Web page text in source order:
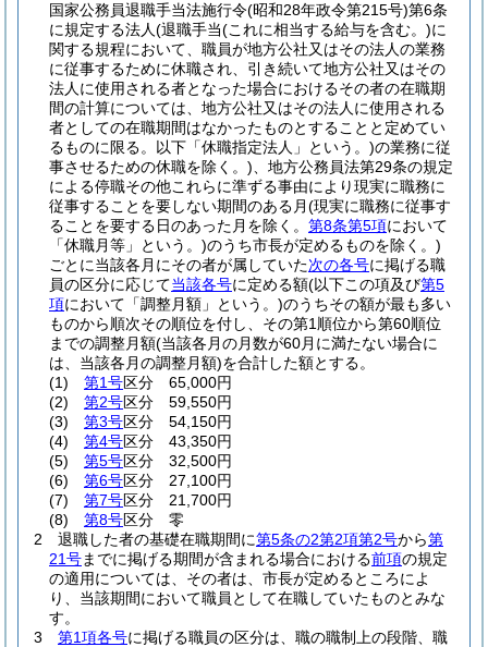
国家公務員退職手当法施行令(昭和28年政令第215号)第6条
に規定する法人(退職手当(これに相当する給与を含む。)に
関する規程において、職員が地方公社又はその法人の業務
に従事するために休職され、引き続いて地方公社又はその
法人に使用される者となった場合におけるその者の在職期
間の計算については、地方公社又はその法人に使用される
者としての在職期間はなかったものとすることと定めてい
るものに限る。以下「休職指定法人」という。)の業務に従
事させるための休職を除く。) 、地方公務員法第29条の規定
による停職その他これらに準ずる事由により現実に職務に
従事することを要しない期間のある月(現実に職務に従事す
ることを要する日のあった月を除く。 第8条第5項において
「休職月等」という。)のうち市長が定めるものを除く。)
ごとに当該各月にその者が属していた次の各号に掲げる職
員の区分に応じて当該各号に定める額(以下この項及び第5
項において「調整月額」という。)のうちその額が最も多い
ものから順次その順位を付し、その第1順位から第60順位
までの調整月額(当該各月の月数が60月に満たない場合に
は、当該各月の調整月額)を合計した額とする。
(1)
第1号区分 65,000円
(2)
第2号区分 59,550円
(3)
第3号区分 54,150円
(4)
第4号区分 43,350円
(5)
第5号区分 32,500円
(6)
第6号区分 27,100円
(7)
第7号区分 21,700円
(8)
第8号区分 零
2
退職した者の基礎在職期間に第5条の2第2項第2号から第
21号までに掲げる期間が含まれる場合における前項の規定
の適用については、その者は、市長が定めるところによ
り、当該期間において職員として在職していたものとみな
す。
3
第1項各号に掲げる職員の区分は、職の職制上の段階、職